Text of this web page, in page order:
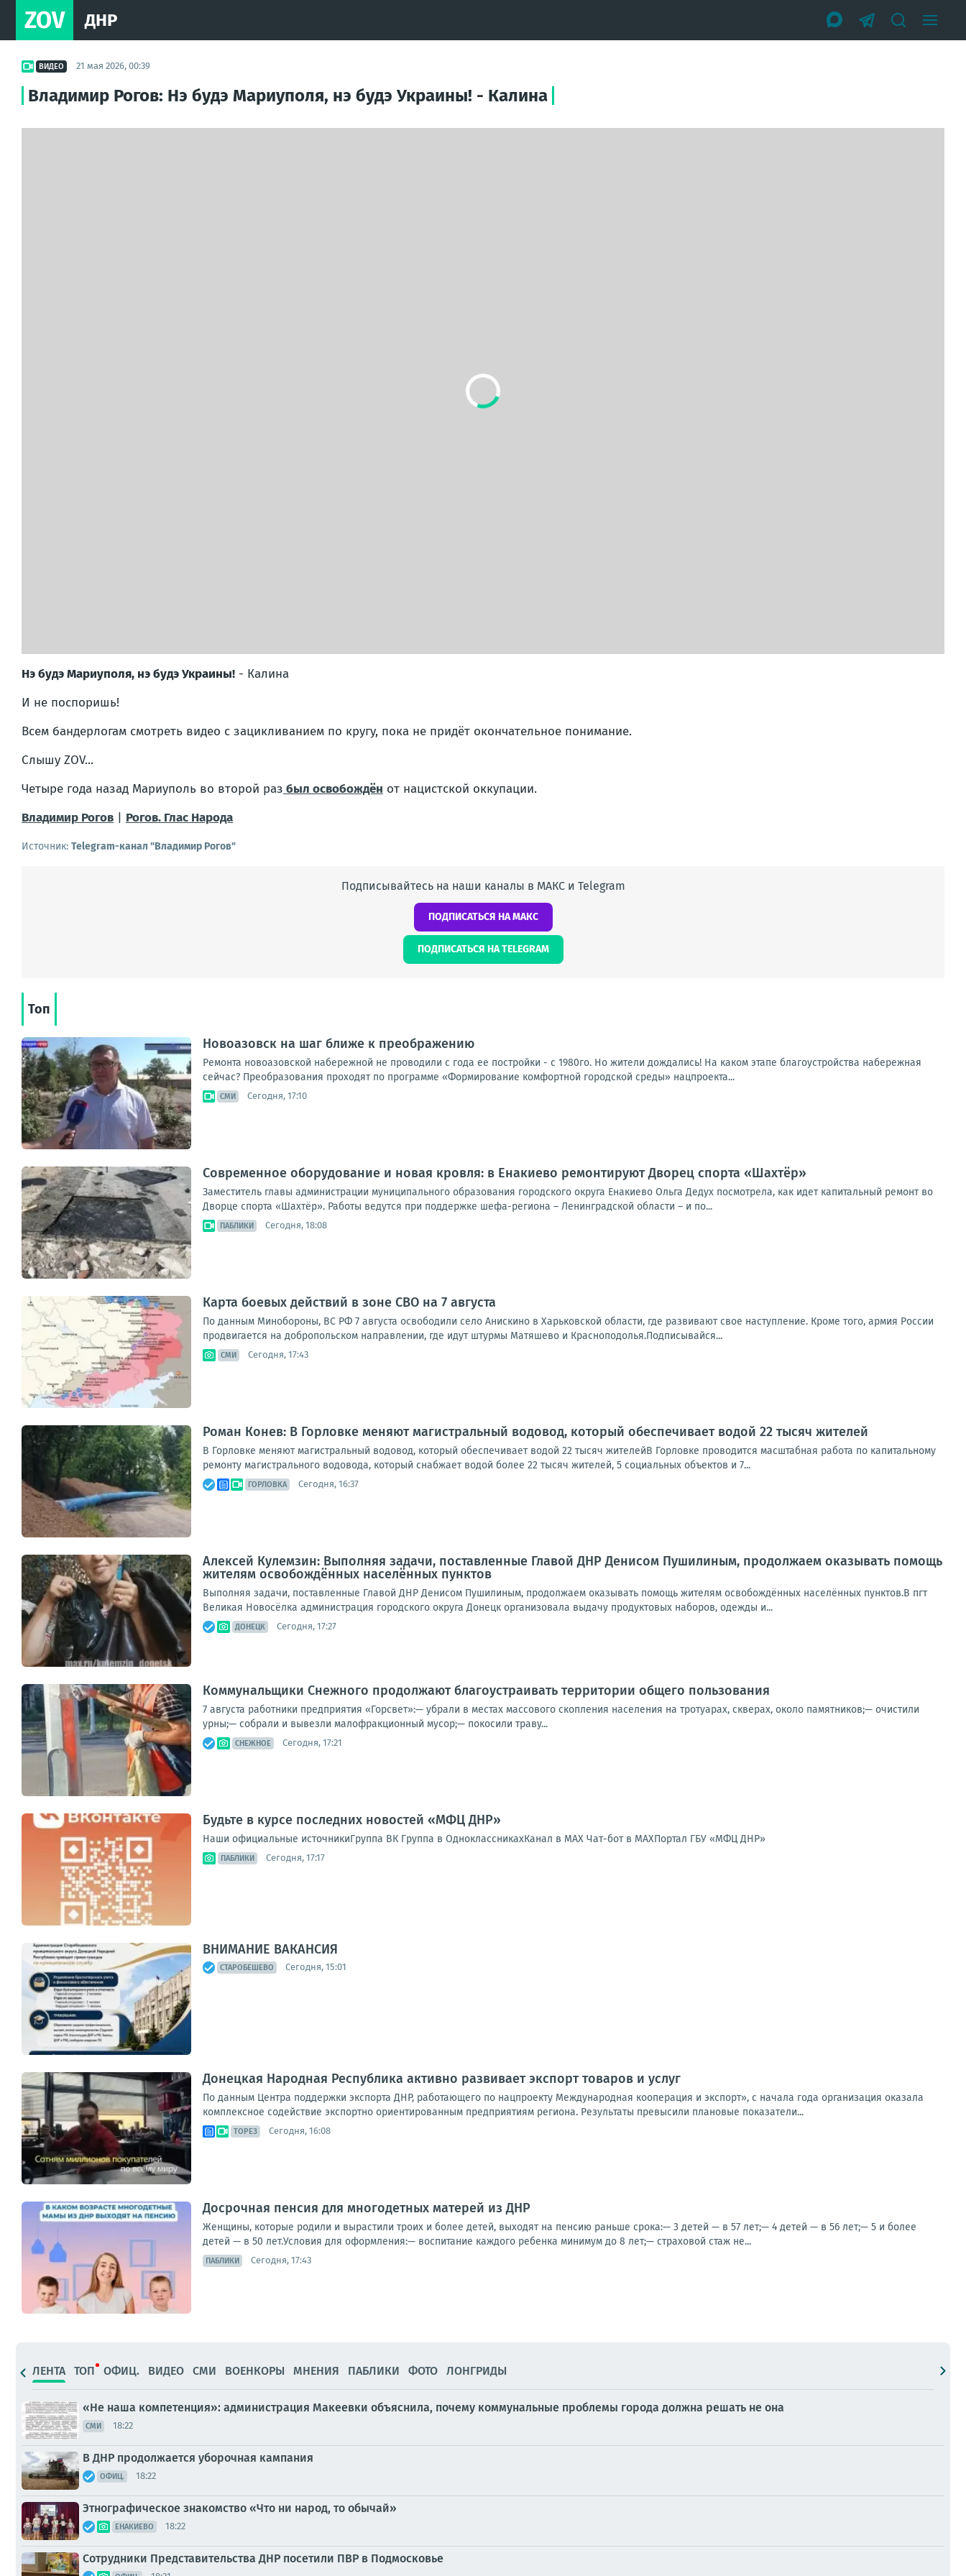
ZOV ДНР
ВИДЕО 21 мая 2026, 00:39
Владимир Рогов: Нэ будэ Мариуполя, нэ будэ Украины! - Калина
Нэ будэ Мариуполя, нэ будэ Украины! - Калина
И не поспоришь!
Всем бандерлогам смотреть видео с зацикливанием по кругу, пока не придёт окончательное понимание.
Слышу ZOV...
Четыре года назад Мариуполь во второй раз был освобождён от нацистской оккупации.
Владимир Рогов
Рогов. Глас Народа
Источник: Telegram-канал "Владимир Рогов"
Подписывайтесь на наши каналы в МАКС и Telegram
ПОДПИСАТЬСЯ НА МАКС
ПОДПИСАТЬСЯ НА TELEGRAM
Топ
Новоазовск на шаг ближе к преображению
Ремонта новоазовской набережной не проводили с года ее постройки - с 1980го. Но жители дождались! На каком этапе благоустройства набережная
сейчас? Преобразования проходят по программе «Формирование комфортной городской среды» нацпроекта...
СМИ Сегодня, 17:10
Современное оборудование и новая кровля: в Енакиево ремонтируют Дворец спорта «Шахтёр»
Заместитель главы администрации муниципального образования городского округа Енакиево Ольга Дедух посмотрела, как идет капитальный ремонт во
Дворце спорта «Шахтёр». Работы ведутся при поддержке шефа-региона – Ленинградской области – и по...
ПАБЛИКИ Сегодня, 18:08
Карта боевых действий в зоне СВО на 7 августа
По данным Минобороны, ВС РФ 7 августа освободили село Анискино в Харьковской области, где развивают свое наступление. Кроме того, армия России
продвигается на добропольском направлении, где идут штурмы Матяшево и Красноподолья.Подписывайся...
СМИ Сегодня, 17:43
Роман Конев: В Горловке меняют магистральный водовод, который обеспечивает водой 22 тысяч жителей
В Горловке меняют магистральный водовод, который обеспечивает водой 22 тысяч жителейВ Горловке проводится масштабная работа по капитальному
ремонту магистрального водовода, который снабжает водой более 22 тысяч жителей, 5 социальных объектов и 7...
ГОРЛОВКА Сегодня, 16:37
Алексей Кулемзин: Выполняя задачи, поставленные Главой ДНР Денисом Пушилиным, продолжаем оказывать помощь
жителям освобождённых населённых пунктов
Выполняя задачи, поставленные Главой ДНР Денисом Пушилиным, продолжаем оказывать помощь жителям освобождённых населённых пунктов.В пгт
Великая Новосёлка администрация городского округа Донецк организовала выдачу продуктовых наборов, одежды и...
ДОНЕЦК Сегодня, 17:27
Коммунальщики Снежного продолжают благоустраивать территории общего пользования
7 августа работники предприятия «Горсвет»:— убрали в местах массового скопления населения на тротуарах, скверах, около памятников;— очистили
урны;— собрали и вывезли малофракционный мусор;— покосили траву...
СНЕЖНОЕ Сегодня, 17:21
Будьте в курсе последних новостей «МФЦ ДНР»
Наши официальные источникиГруппа ВК Группа в ОдноклассникахКанал в MAX Чат-бот в MAXПортал ГБУ «МФЦ ДНР»
ПАБЛИКИ Сегодня, 17:17
ВНИМАНИЕ ВАКАНСИЯ
СТАРОБЕШЕВО Сегодня, 15:01
Донецкая Народная Республика активно развивает экспорт товаров и услуг
По данным Центра поддержки экспорта ДНР, работающего по нацпроекту Международная кооперация и экспорт», с начала года организация оказала
комплексное содействие экспортно ориентированным предприятиям региона. Результаты превысили плановые показатели...
ТОРЕЗ Сегодня, 16:08
Досрочная пенсия для многодетных матерей из ДНР
Женщины, которые родили и вырастили троих и более детей, выходят на пенсию раньше срока:— 3 детей — в 57 лет;— 4 детей — в 56 лет;— 5 и более
детей — в 50 лет.Условия для оформления:— воспитание каждого ребенка минимум до 8 лет;— страховой стаж не...
ПАБЛИКИ Сегодня, 17:43
ЛЕНТА ТОП ОФИЦ. ВИДЕО СМИ ВОЕНКОРЫ МНЕНИЯ ПАБЛИКИ ФОТО ЛОНГРИДЫ
«Не наша компетенция»: администрация Макеевки объяснила, почему коммунальные проблемы города должна решать не она
СМИ 18:22
В ДНР продолжается уборочная кампания
ОФИЦ. 18:22
Этнографическое знакомство «Что ни народ, то обычай»
ЕНАКИЕВО 18:22
Сотрудники Представительства ДНР посетили ПВР в Подмосковье